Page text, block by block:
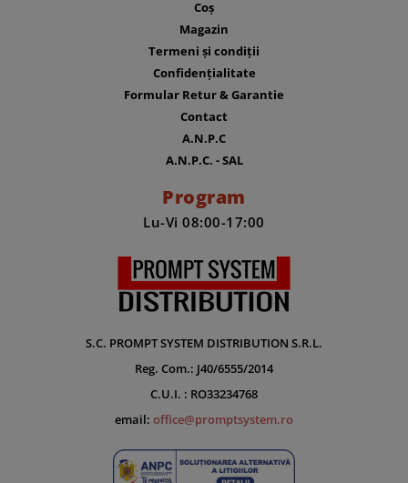
Coș
Magazin
Termeni și condiții
Confidențialitate
Formular Retur & Garantie
Contact
A.N.P.C
A.N.P.C. - SAL
Program
Lu-Vi 08:00-17:00
S.C. PROMPT SYSTEM DISTRIBUTION S.R.L.
Reg. Com.: J40/6555/2014
C.U.I. : RO33234768
email: office@promptsystem.ro